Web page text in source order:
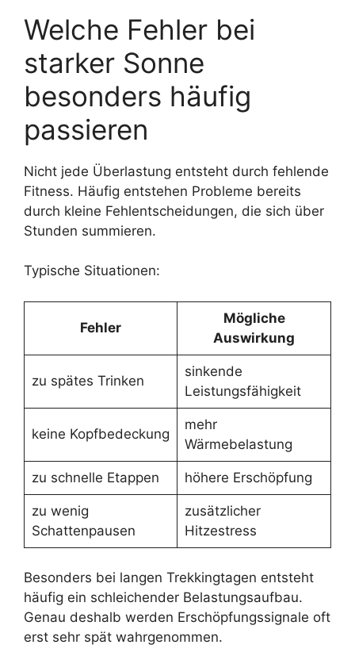
Welche Fehler bei
starker Sonne
besonders häufig
passieren
Nicht jede Überlastung entsteht durch fehlende
Fitness. Häufig entstehen Probleme bereits
durch kleine Fehlentscheidungen, die sich über
Stunden summieren.
Typische Situationen:
Fehler
Mögliche
Auswirkung
zu spätes Trinken
sinkende
Leistungsfähigkeit
keine Kopfbedeckung
mehr
Wärmebelastung
zu schnelle Etappen höhere Erschöpfung
zu wenig
Schattenpausen
zusätzlicher
Hitzestress
Besonders bei langen Trekkingtagen entsteht
häufig ein schleichender Belastungsaufbau.
Genau deshalb werden Erschöpfungssignale oft
erst sehr spät wahrgenommen.